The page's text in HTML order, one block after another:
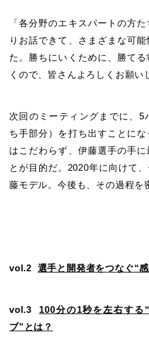
「各分野のエキスパートの方
りお話できて、さまざまな可
た。勝ちにいくために、勝て
くので、皆さんよろしくお願い
次回のミーティングまでに、5
ち手部分）を打ち出すことに
はこだわらず、伊藤選手の手
とが目的だ。2020年に向けて
藤モデル。今後も、その過程を
vol.2 選手と開発者をつなぐ“
vol.3 100分の1秒を左右する
ブ”とは？